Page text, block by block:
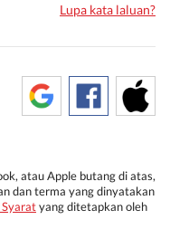
Lupa kata laluan?
atau Apple butang di atas,
dan terma yang dinyatakan
Syaratyang ditetapkan oleh